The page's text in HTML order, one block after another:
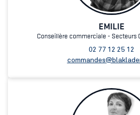
EMILIE
Conseillère commerciale - Secteurs
02 77 12 25 12